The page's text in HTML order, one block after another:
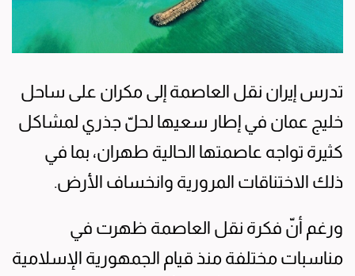
تدرس إيران نقل العاصمة إلى مكران على ساحل
خليج عمان في إطار سعيها لحلّ جذري لمشاكل
كثيرة تواجه عاصمتها الحالية طهران، بما في
ذلك الاختناقات المرورية وانخساف الأرض.
ورغم أنّ فكرة نقل العاصمة ظهرت في
مناسبات مختلفة منذ قيام الجمهورية الإسلامية